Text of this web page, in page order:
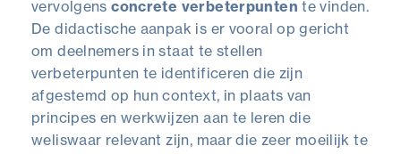
vervolgensconcrete verbeterpunten te vinden.
De didactische aanpak is er vooral op gericht
om deelnemers in staat te stellen
verbeterpunten te identificeren die zijn
afgestemd op hun context, in plaats van
principes en werkwijzen aan te leren die
weliswaar relevant zijn, maar die zeer moeilijk te